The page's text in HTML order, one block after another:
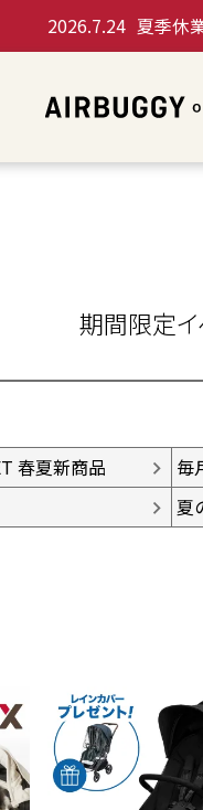
2026.7.24 夏季休
期間限定イ
春夏新商品 毎
夏